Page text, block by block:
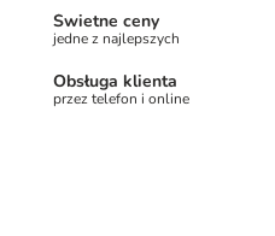
Świetne ceny
jedne z najlepszych
Obsługa klienta
przez telefon i online